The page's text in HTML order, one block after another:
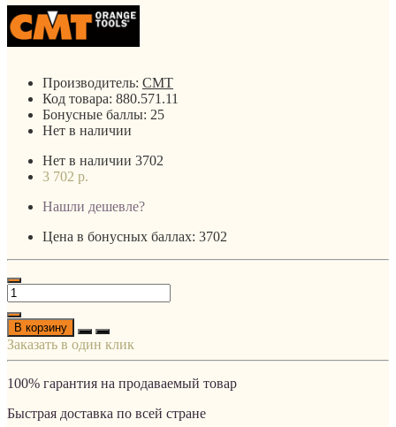
Производитель: CMT
Код товара: 880.571.11
Бонусные баллы: 25
Нет в наличии
Нет в наличии 3702
3 702 р.
Нашли дешевле?
Цена в бонусных баллах: 3702
В корзину
Заказать в один клик
100% гарантия на продаваемый товар
Быстрая доставка по всей стране